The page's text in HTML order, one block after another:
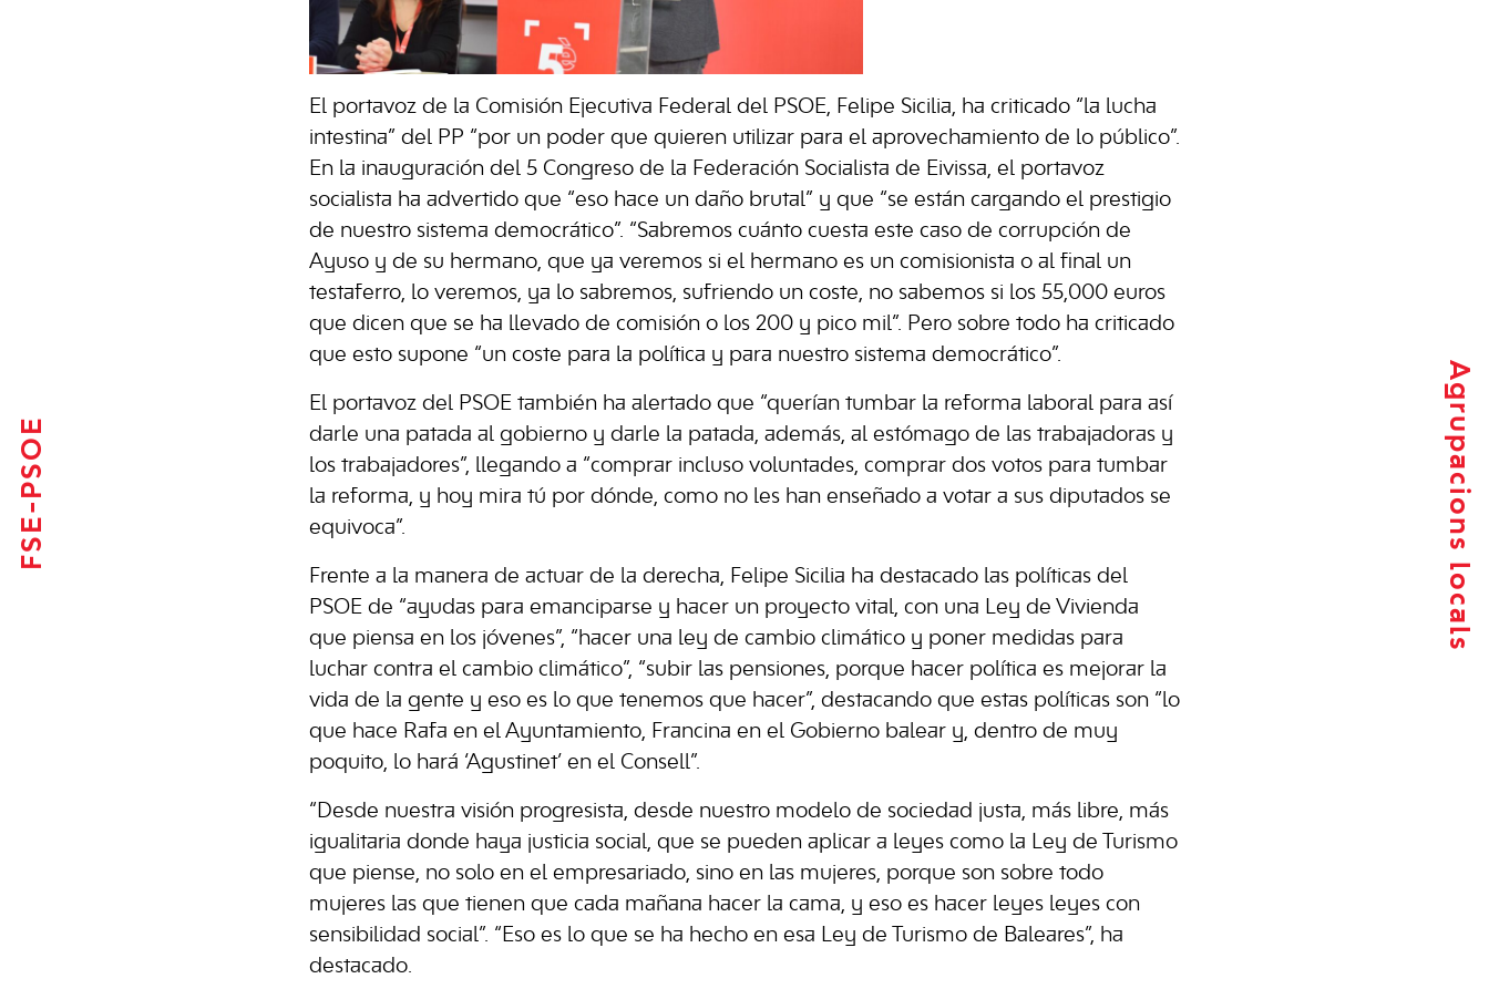
FSE-PSOE Agrupacions locals
El portavoz de la Comisión Ejecutiva Federal del PSOE, Felipe Sicilia, ha criticado “la lucha
intestina” del PP “por un poder que quieren utilizar para el aprovechamiento de lo público”.
En la inauguración del 5 Congreso de la Federación Socialista de Eivissa, el portavoz
socialista ha advertido que “eso hace un daño brutal” y que “se están cargando el prestigio
de nuestro sistema democrático”. “Sabremos cuánto cuesta este caso de corrupción de
Ayuso y de su hermano, que ya veremos si el hermano es un comisionista o al final un
testaferro, lo veremos, ya lo sabremos, sufriendo un coste, no sabemos si los 55,000 euros
que dicen que se ha llevado de comisión o los 200 y pico mil”. Pero sobre todo ha criticado
que esto supone “un coste para la política y para nuestro sistema democrático”.
El portavoz del PSOE también ha alertado que “querían tumbar la reforma laboral para así
darle una patada al gobierno y darle la patada, además, al estómago de las trabajadoras y
los trabajadores”, llegando a “comprar incluso voluntades, comprar dos votos para tumbar
la reforma, y hoy mira tú por dónde, como no les han enseñado a votar a sus diputados se
equivoca”.
Frente a la manera de actuar de la derecha, Felipe Sicilia ha destacado las políticas del
PSOE de “ayudas para emanciparse y hacer un proyecto vital, con una Ley de Vivienda
que piensa en los jóvenes”, “hacer una ley de cambio climático y poner medidas para
luchar contra el cambio climático”, “subir las pensiones, porque hacer política es mejorar la
vida de la gente y eso es lo que tenemos que hacer”, destacando que estas políticas son “lo
que hace Rafa en el Ayuntamiento, Francina en el Gobierno balear y, dentro de muy
poquito, lo hará ‘Agustinet’ en el Consell”.
“Desde nuestra visión progresista, desde nuestro modelo de sociedad justa, más libre, más
igualitaria donde haya justicia social, que se pueden aplicar a leyes como la Ley de Turismo
que piense, no solo en el empresariado, sino en las mujeres, porque son sobre todo
mujeres las que tienen que cada mañana hacer la cama, y eso es hacer leyes leyes con
sensibilidad social”. “Eso es lo que se ha hecho en esa Ley de Turismo de Baleares”, ha
destacado.